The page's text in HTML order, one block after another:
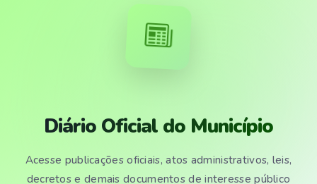
Diário Oficial do Município
Acesse publicações oficiais, atos administrativos, leis,
decretos e demais documentos de interesse público